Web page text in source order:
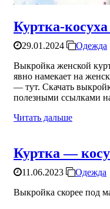
Куртка-
29.01.2024
Одежда
Выкройка женской
явно намекает на
— тут. Скачать
полезными ссылками
Читать дальше
Куртка —
11.06.2023
Одежда
Выкройка скорее под